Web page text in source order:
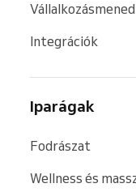
Integrációk
Iparágak
Fodrászat
Wellness és